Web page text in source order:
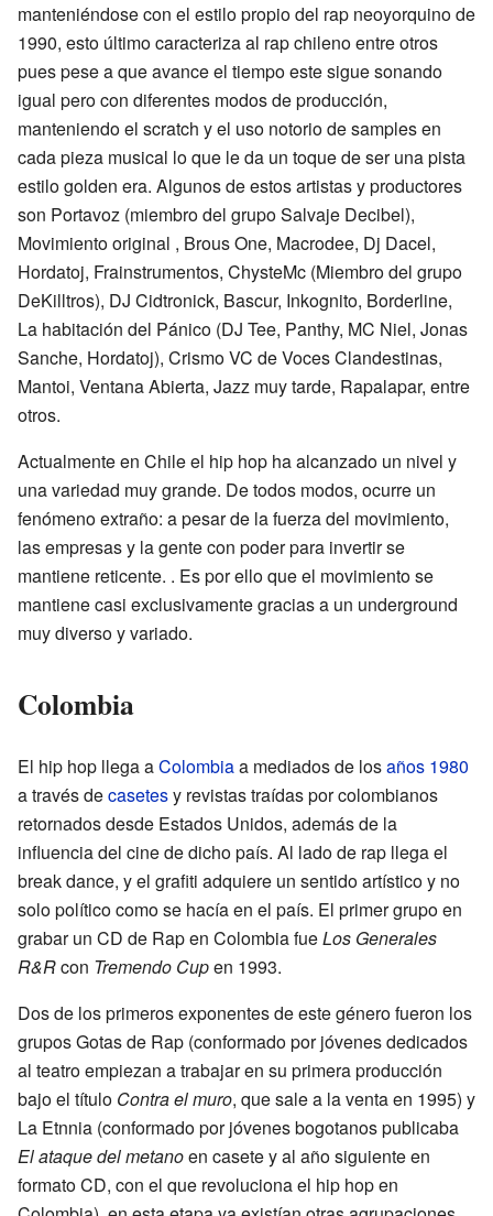
manteniéndose con el estilo propio del rap neoyorquino de
1990, esto último caracteriza al rap chileno entre otros
pues pese a que avance el tiempo este sigue sonando
igual pero con diferentes modos de producción,
manteniendo el scratch y el uso notorio de samples en
cada pieza musical lo que le da un toque de ser una pista
estilo golden era. Algunos de estos artistas y productores
son Portavoz (miembro del grupo Salvaje Decibel),
Movimiento original , Brous One, Macrodee, Dj Dacel,
Hordatoj, Frainstrumentos, ChysteMc (Miembro del grupo
DeKilltros), DJ Cidtronick, Bascur, Inkognito, Borderline,
La habitación del Pánico (DJ Tee, Panthy, MC Niel, Jonas
Sanche, Hordatoj), Crismo VC de Voces Clandestinas,
Mantoi, Ventana Abierta, Jazz muy tarde, Rapalapar, entre
otros.
Actualmente en Chile el hip hop ha alcanzado un nivel y
una variedad muy grande. De todos modos, ocurre un
fenómeno extraño: a pesar de la fuerza del movimiento,
las empresas y la gente con poder para invertir se
mantiene reticente. . Es por ello que el movimiento se
mantiene casi exclusivamente gracias a un underground
muy diverso y variado.
Colombia
El hip hop llega aColombiaa mediados de losaños 1980
a través decasetesy revistas traídas por colombianos
retornados desde Estados Unidos, además de la
influencia del cine de dicho país. Al lado de rap llega el
break dance, y el grafiti adquiere un sentido artístico y no
solo político como se hacía en el país. El primer grupo en
grabar un CD de Rap en Colombia fueLos Generales
R&Rcon Tremendo Cupen 1993.
Dos de los primeros exponentes de este género fueron los
grupos Gotas de Rap (conformado por jóvenes dedicados
al teatro empiezan a trabajar en su primera producción
bajo el título Contra el muro, que sale a la venta en 1995) y
La Etnnia (conformado por jóvenes bogotanos publicaba
El ataque del metanoen casete y al año siguiente en
formato CD, con el que revoluciona el hip hop en